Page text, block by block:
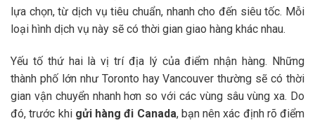
lựa chọn, từ dịch vụ tiêu chuẩn, nhanh cho đến siêu tốc. Mỗi
loại hình dịch vụ này sẽ có thời gian giao hàng khác nhau.
Yếu tố thứ hai là vị trí địa lý của điểm nhận hàng. Những
thành phố lớn như Toronto hay Vancouver thường sẽ có thời
gian vận chuyển nhanh hơn so với các vùng sâu vùng xa. Do
đó, trước khi gửi hàng đi Canada, bạn nên xác định rõ điểm